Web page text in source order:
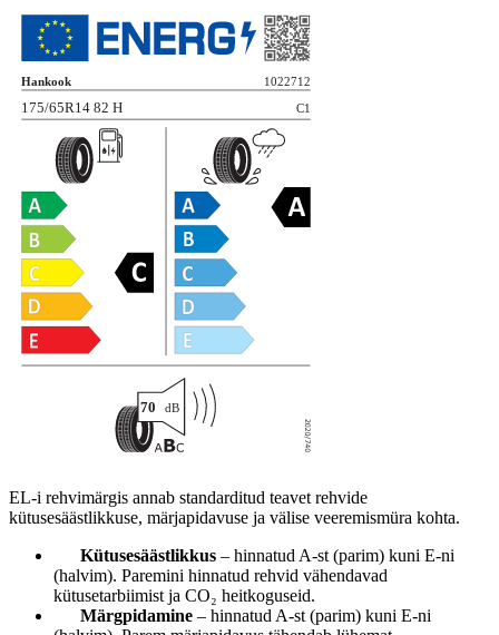
EL-i rehvimärgis annab standarditud teavet rehvide
kütusesäästlikkuse, märjapidavuse ja välise veeremismüra kohta.
Kütusesäästlikkus – hinnatud A-st (parim) kuni E-ni
(halvim). Paremini hinnatud rehvid vähendavad
kütusetarbiimist ja CO₂ heitkoguseid.
Märgpidamine – hinnatud A-st (parim) kuni E-ni